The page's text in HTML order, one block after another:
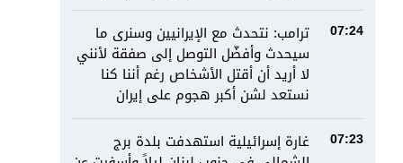
07:24
ترامب: نتحدث مع الإيرانيين وسنرى ما
سيحدث وأفضّل التوصل إلى صفقة لأنني
لا أريد أن أقتل الأشخاص رغم أننا كنا
نستعد لشن أكبر هجوم على إيران
07:23
غارة إسرائيلية استهدفت بلدة برج